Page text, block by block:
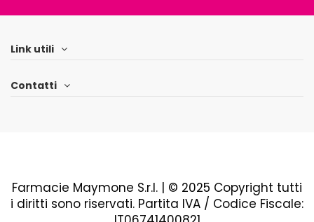
Link utili
Contatti
Farmacie Maymone S.r.l. | © 2025 Copyright tutti
i diritti sono riservati. Partita IVA / Codice Fiscale: